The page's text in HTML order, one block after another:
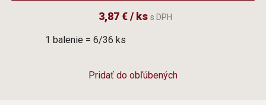
1 balenie = 6/36 ks
Pridať do obľúbených
3,87 € / ks s DPH